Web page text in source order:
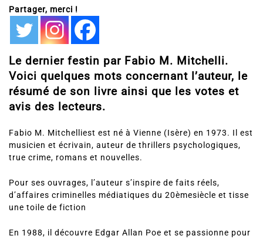
Partager, merci !
Le dernier festin par Fabio M. Mitchelli.
Voici quelques mots concernant l’auteur, le
résumé de son livre ainsi que les votes et
avis des lecteurs.
Fabio M. Mitchelliest est né à Vienne (Isère) en 1973. Il est
musicien et écrivain, auteur de thrillers psychologiques,
true crime, romans et nouvelles.
Pour ses ouvrages, l’auteur s’inspire de faits réels,
d’affaires criminelles médiatiques du 20èmesiècle et tisse
une toile de fiction
En 1988, il découvre Edgar Allan Poe et se passionne pour